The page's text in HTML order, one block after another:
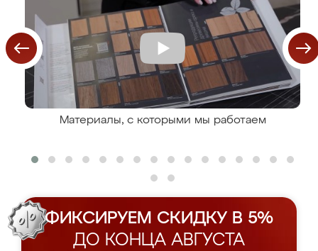
Материалы, с которыми мы работаем
ФИКСИРУЕМ СКИДКУ В 5%
ДО КОНЦА АВГУСТА